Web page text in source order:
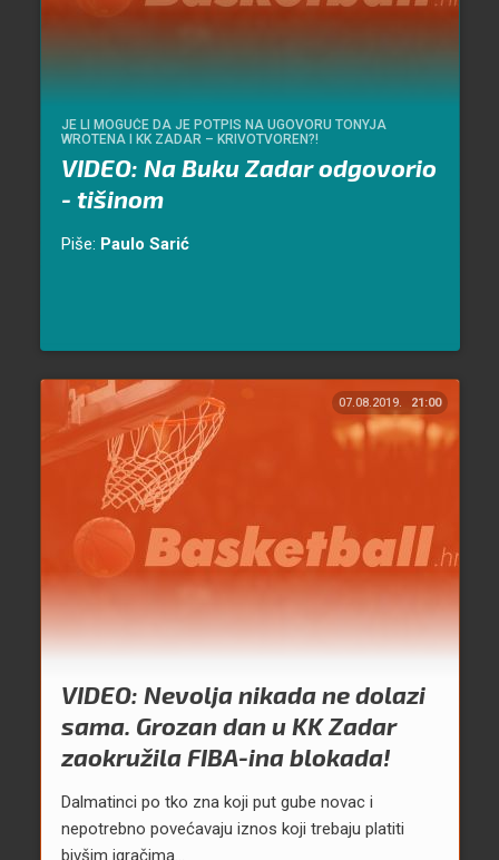
JE LI MOGUĆE DA JE POTPIS NA UGOVORU TONYJA
WROTENA I KK ZADAR – KRIVOTVOREN?!
VIDEO: Na Buku Zadar odgovorio
- tišinom
Piše: Paulo Sarić
07.08.2019. 21:00
VIDEO: Nevolja nikada ne dolazi
sama. Grozan dan u KK Zadar
zaokružila FIBA-ina blokada!
Dalmatinci po tko zna koji put gube novac i
nepotrebno povećavaju iznos koji trebaju platiti
bivšim igračima...